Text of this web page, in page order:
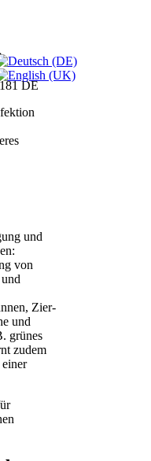
und
von
Zier-
und
grünes
zudem